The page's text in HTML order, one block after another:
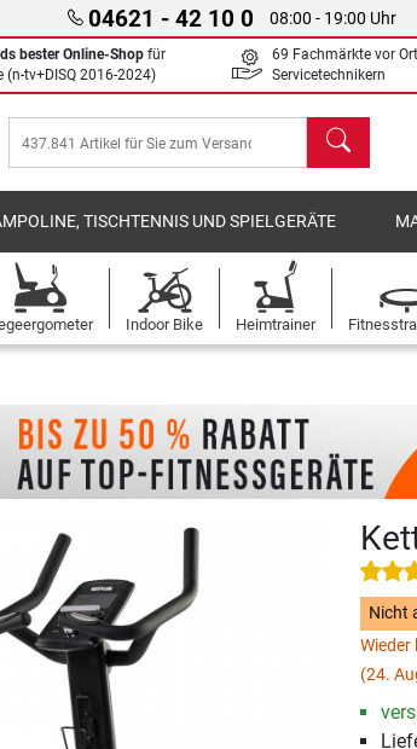
04621 - 42 10 0 08:00 - 19:00 Uhr
bester Online-Shop für
(n-tv+DISQ 2016-2024)
69 Fachmärkte vor
Servicetechnikern
Suchen
TISCHTENNIS UND SPIELGERÄTE
Indoor Bike Heimtrainer
Nicht
Wieder
(24.